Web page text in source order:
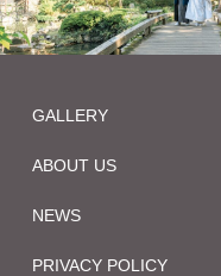
GALLERY
ABOUT US
NEWS
PRIVACY POLICY